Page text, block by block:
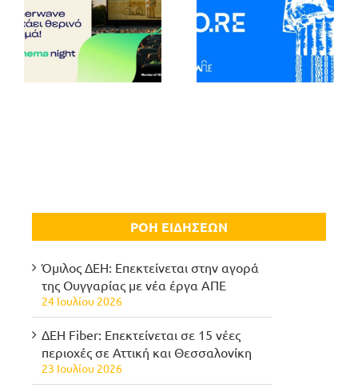
ΡΟΗ ΕΙΔΗΣΕΩΝ
Όμιλος ΔΕΗ: Επεκτείνεται στην αγορά
της Ουγγαρίας με νέα έργα ΑΠΕ
24 Ιουλίου 2026
ΔΕΗ Fiber: Επεκτείνεται σε 15 νέες
περιοχές σε Αττική και Θεσσαλονίκη
23 Ιουλίου 2026